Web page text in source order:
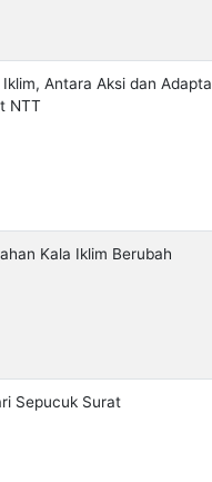
Antara Aksi dan
NTT
Kala Iklim Berubah
Sepucuk Surat